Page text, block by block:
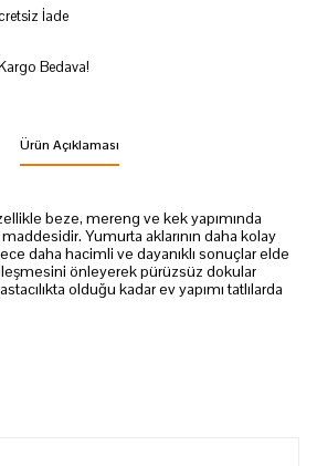
İade
Bedava!
Ürün Açıklaması
beze, mereng ve kek yapımında
Yumurta aklarının daha kolay
daha hacimli ve dayanıklı sonuçlar elde
önleyerek pürüzsüz dokular
olduğu kadar ev yapımı tatlılarda